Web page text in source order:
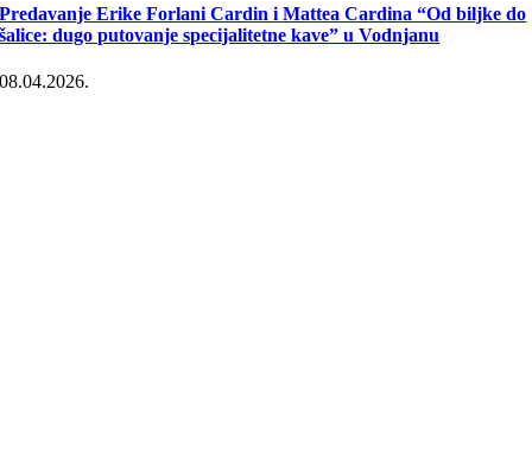
Predavanje Erike Forlani Cardin i Mattea Cardina “Od biljke do
šalice: dugo putovanje specijalitetne kave” u Vodnjanu
08.04.2026.